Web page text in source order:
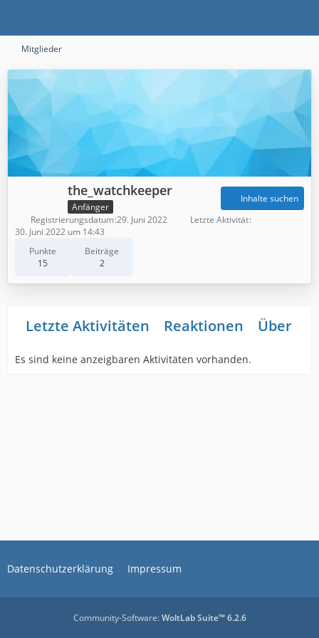
Mitglieder
the_watchkeeper
Anfänger
Punkte
15
Beiträge
2
Inhalte suchen
Registrierungsdatum 29. Juni 2022
Letzte Aktivität
30. Juni 2022 um 14:43
Letzte Aktivitäten Reaktionen Über
Es sind keine anzeigbaren Aktivitäten vorhanden.
Datenschutzerklärung Impressum
Community-Software:WoltLab Suite™ 6.2.6